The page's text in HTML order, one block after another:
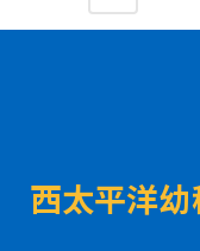
西太平洋